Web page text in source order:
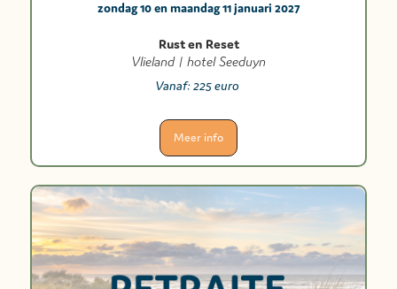
zondag 10 en maandag 11 januari 2027
Rust en Reset
Vlieland | hotel Seeduyn
Vanaf:225 euro
Meer info